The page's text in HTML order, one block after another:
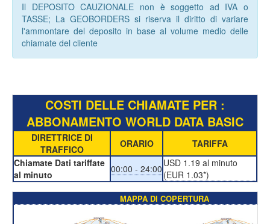
Il DEPOSITO CAUZIONALE non è soggetto ad IVA o
TASSE; La GEOBORDERS si riserva il diritto di variare
l'ammontare del deposito in base al volume medio delle
chiamate del cliente
COSTI DELLE CHIAMATE PER :
ABBONAMENTO WORLD DATA BASIC
DIRETTRICE DI
TRAFFICO
ORARIO
TARIFFA
Chiamate Dati tariffate
al minuto
00:00 - 24:00 USD 1.19 al minuto
(EUR 1.03*)
MAPPA DI COPERTURA